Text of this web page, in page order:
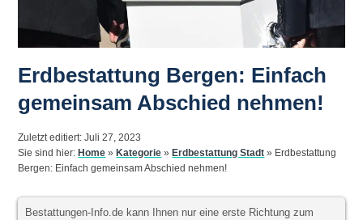
Erdbestattung Bergen: Einfach
gemeinsam Abschied nehmen!
Zuletzt editiert: Juli 27, 2023
Sie sind hier: Home » Kategorie » Erdbestattung Stadt » Erdbestattung
Bergen: Einfach gemeinsam Abschied nehmen!
Bestattungen-Info.de kann Ihnen nur eine erste Richtung zum